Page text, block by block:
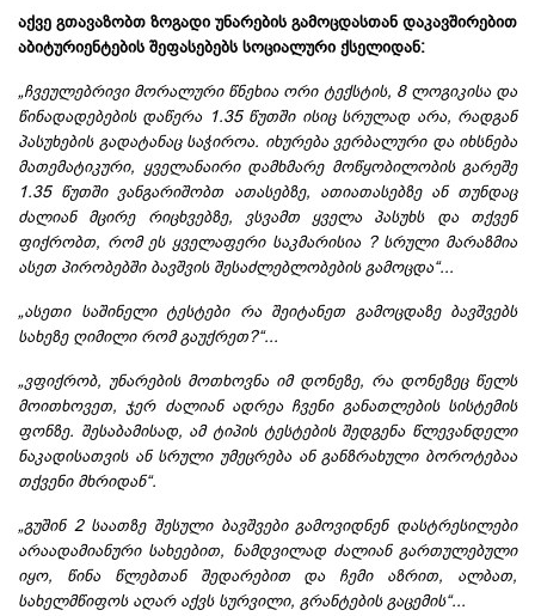
აქვე გთავაზობთ ზოგადი უნარების გამოცდასთან დაკავშირებით
აბიტურიენტების შეფასებებს სოციალური ქსელიდან:
„ჩვეულებრივი მორალური წნეხია ორი ტექსტის, 8 ლოგიკისა და
წინადადებების დაწერა 1.35 წუთში ისიც სრულად არა, რადგან
პასუხების გადატანაც საჭიროა. იხურება ვერბალური და იხსნება
მათემატიკური, ყველანაირი დამხმარე მოწყობილობის გარეშე
1.35 წუთში ვანგარიშობთ ათასებზე, ათიათასებზე ან თუნდაც
ძალიან მცირე რიცხვებზე, ვსვამთ ყველა პასუხს და თქვენ
ფიქრობთ, რომ ეს ყველაფერი საკმარისია ? სრული მარაზმია
ასეთ პირობებში ბავშვის შესაძლებლობების გამოცდა“...
„ასეთი საშინელი ტესტები რა შეიტანეთ გამოცდაზე ბავშვებს
სახეზე ღიმილი რომ გაუქრეთ?“...
„ვფიქრობ, უნარების მოთხოვნა იმ დონეზე, რა დონეზეც წელს
მოითხოვეთ, ჯერ ძალიან ადრეა ჩვენი განათლების სისტემის
ფონზე. შესაბამისად, ამ ტიპის ტესტების შედგენა წლევანდელი
ნაკადისათვის ან სრული უმეცრება ან განზრახული ბოროტებაა
თქვენი მხრიდან“.
„გუშინ 2 საათზე შესული ბავშვები გამოვიდნენ დასტრესილები
არაადამიანური სახეებით, ნამდვილად ძალიან გართულებული
იყო, წინა წლებთან შედარებით და ჩემი აზრით, ალბათ,
სახელმწიფოს აღარ აქვს სურვილი, გრანტების გაცემის“...